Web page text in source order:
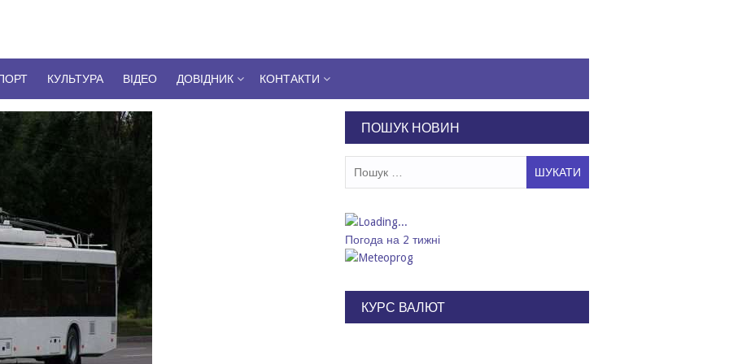
КУЛЬТУРА ВІДЕО ДОВІДНИК КОНТАКТИ
ПОШУК НОВИН
Погода на 2 тижні
КУРС ВАЛЮТ